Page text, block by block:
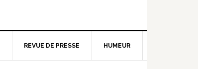
REVUE DE PRESSE HUMEUR